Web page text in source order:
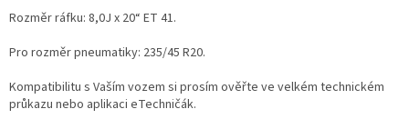
Rozměr ráfku: 8,0J x 20“ ET 41.
Pro rozměr pneumatiky: 235/45 R20.
Kompatibilitu s Vaším vozem si prosím ověřte ve velkém technickém
průkazu nebo aplikaci eTechničák.